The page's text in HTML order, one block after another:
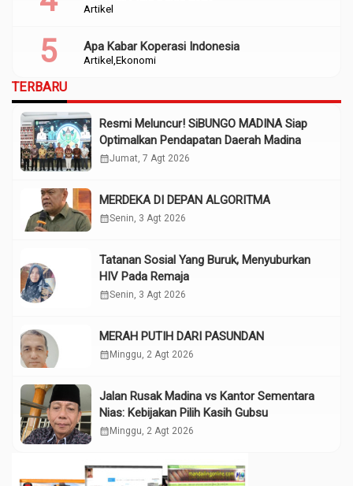
Artikel
Artikel Ekonomi
Apa Kabar Koperasi Indonesia
TERBARU
Resmi Meluncur! SiBUNGO MADINA Siap
Optimalkan Pendapatan Daerah Madina
calendar_monthJumat, 7 Agt 2026
MERDEKA DI DEPAN ALGORITMA
calendar_monthSenin, 3 Agt 2026
Tatanan Sosial Yang Buruk, Menyuburkan
HIV Pada Remaja
calendar_monthSenin, 3 Agt 2026
MERAH PUTIH DARI PASUNDAN
calendar_monthMinggu, 2 Agt 2026
Jalan Rusak Madina vs Kantor Sementara
Nias: Kebijakan Pilih Kasih Gubsu
calendar_monthMinggu, 2 Agt 2026